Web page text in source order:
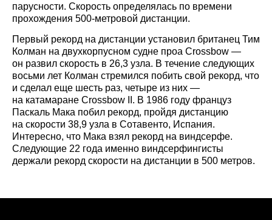
парусности. Скорость определялась по времени
прохождения 500-метровой дистанции.
Первый рекорд на дистанции установил британец Тим
Колман на двухкорпусном судне проа Crossbow —
он развил скорость в 26,3 узла. В течение следующих
восьми лет Колман стремился побить свой рекорд, что
и сделал еще шесть раз, четыре из них —
на катамаране Crossbow II. В 1986 году француз
Паскаль Мака побил рекорд, пройдя дистанцию
на скорости 38,9 узла в Сотавенто, Испания.
Интересно, что Мака взял рекорд на виндсерфе.
Следующие 22 года именно виндсерфингисты
держали рекорд скорости на дистанции в 500 метров.